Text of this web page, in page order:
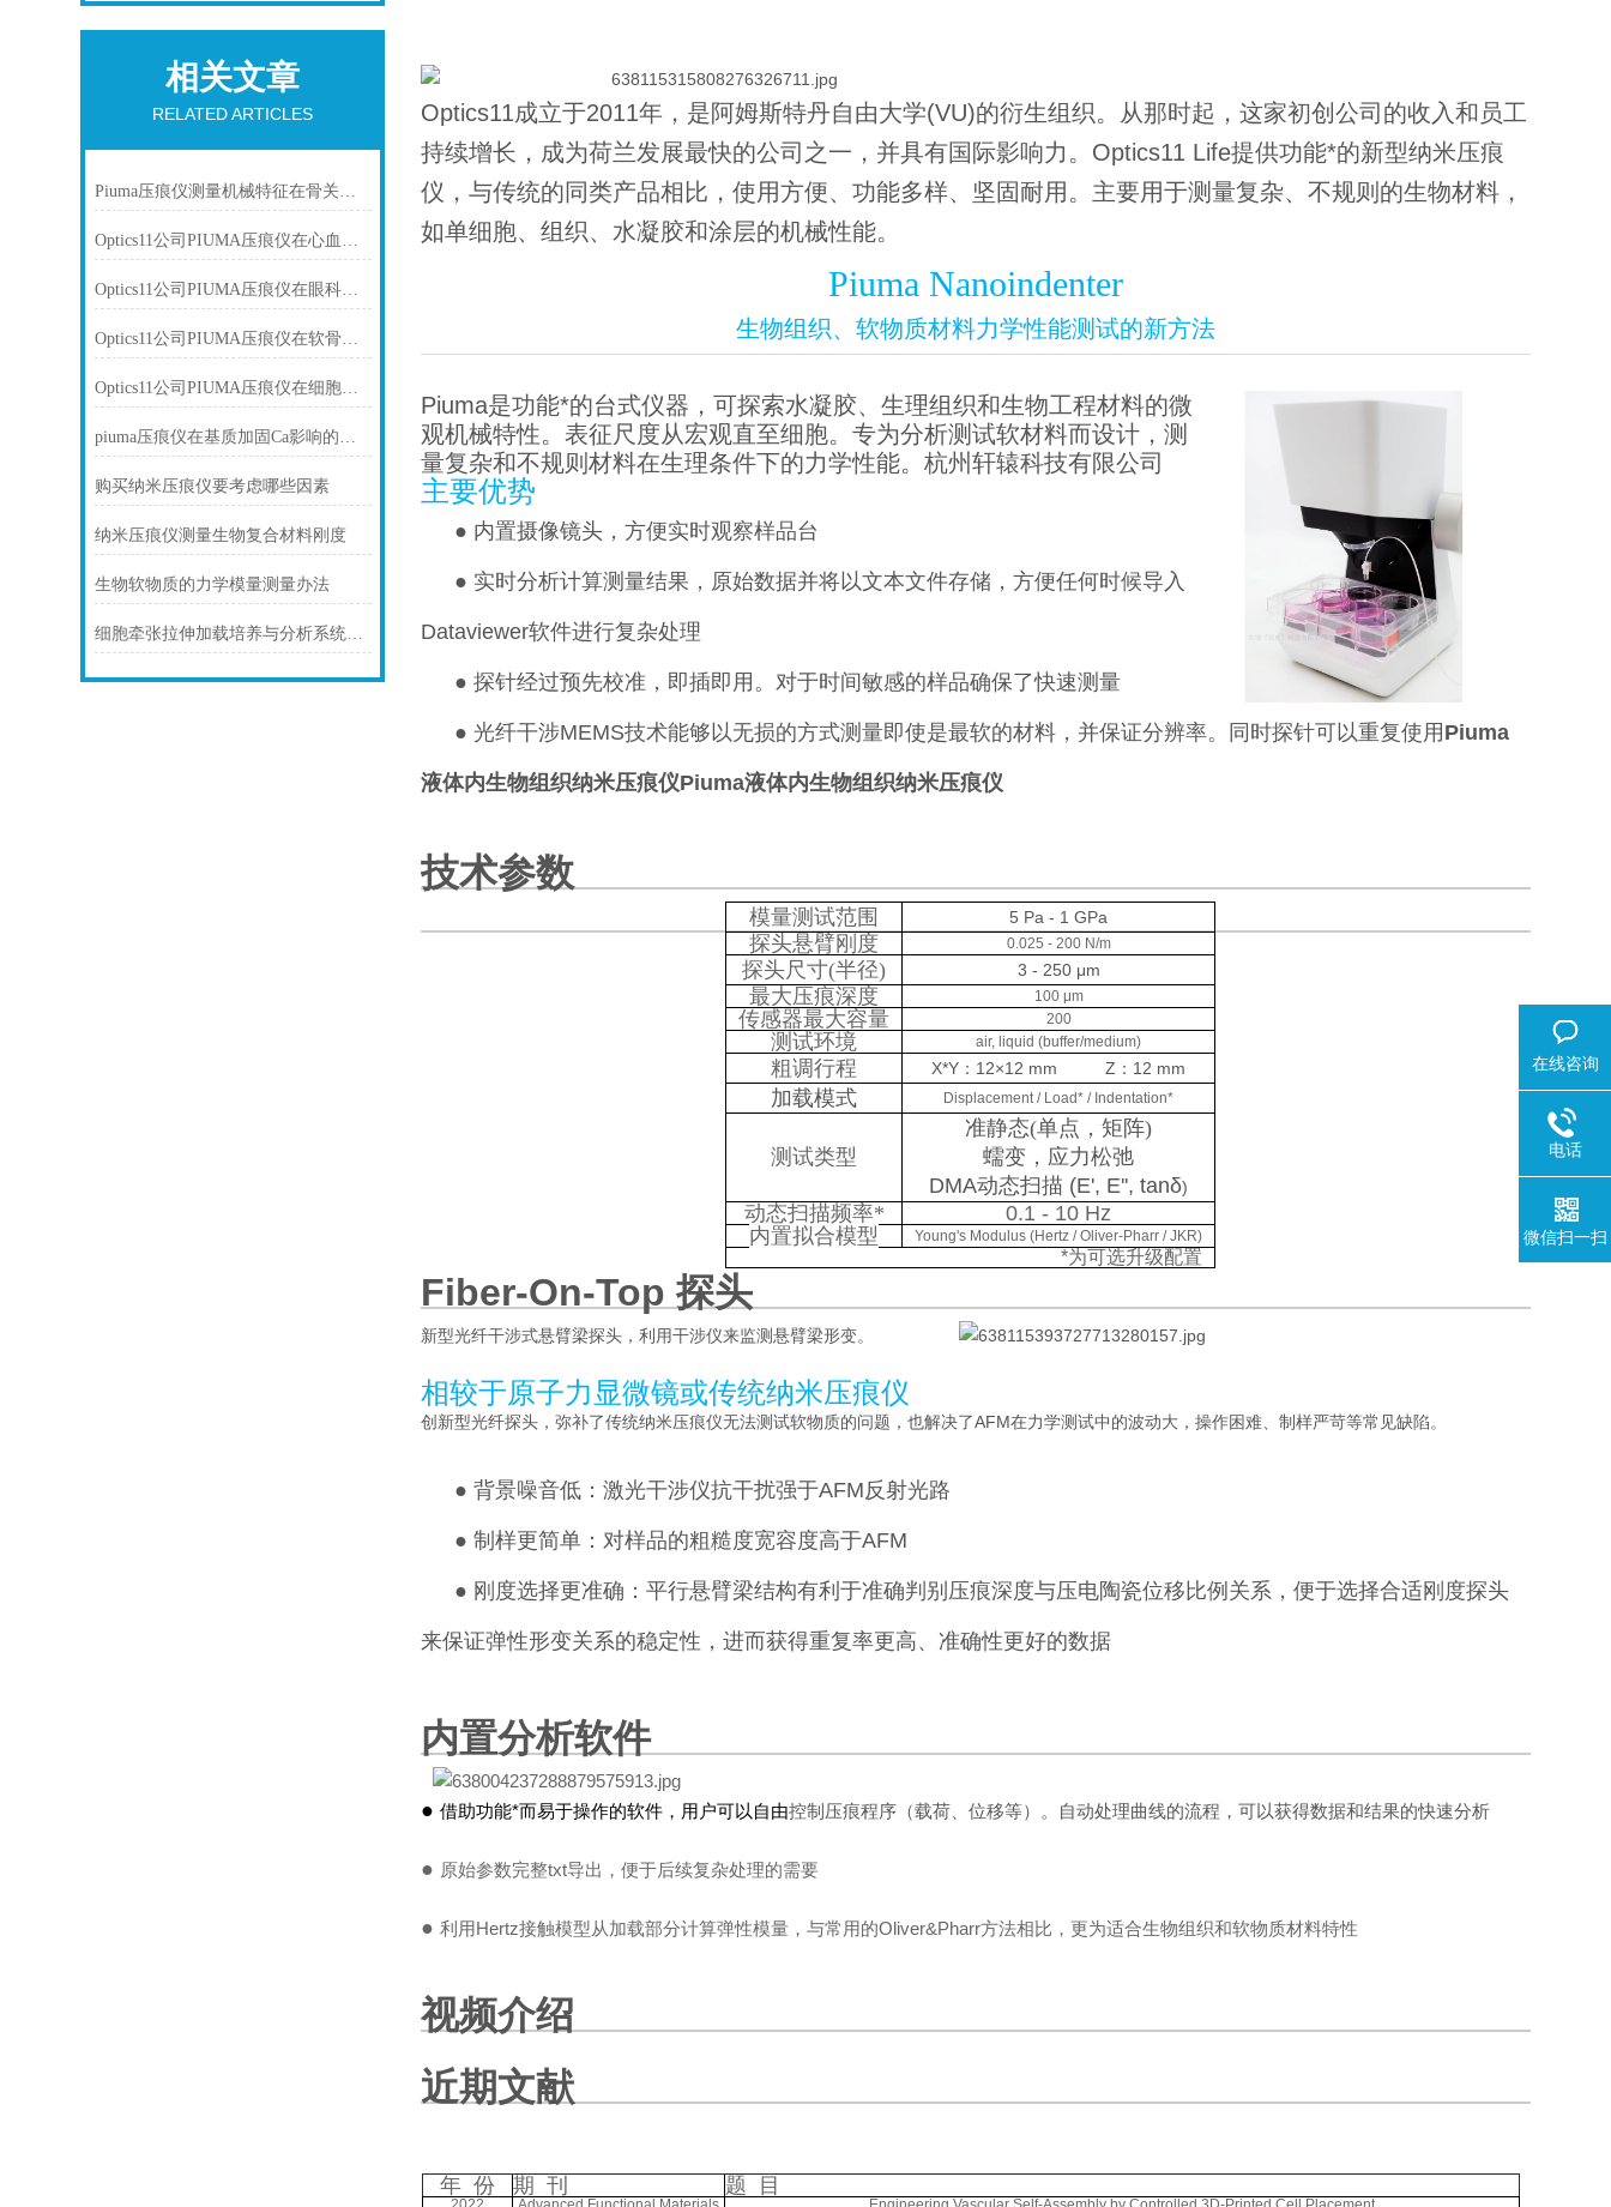
相关文章
RELATED ARTICLES
Piuma压痕仪测量机械特征在骨关节炎、纤维化和癌症的诊断中发挥作用。
Optics11公司PIUMA压痕仪在心血管研究中的应用
Optics11公司PIUMA压痕仪在眼科学研究中的应用
Optics11公司PIUMA压痕仪在软骨研究中的应用
Optics11公司PIUMA压痕仪在细胞研究中的应用
piuma压痕仪在基质加固Ca影响的体外模型分离的大鼠心肌细胞肌脂肪
购买纳米压痕仪要考虑哪些因素
纳米压痕仪测量生物复合材料刚度
生物软物质的力学模量测量办法
细胞牵张拉伸加载培养与分析系统与三维细胞（组织）牵引拉伸加载培养与分析
Optics11成立于2011年，是阿姆斯特丹自由大学(VU)的衍生组织。从那时起，这家初创公司的收入和员工
持续增长，成为荷兰发展最快的公司之一，并具有国际影响力。Optics11 Life提供功能*的新型纳米压痕
仪，与传统的同类产品相比，使用方便、功能多样、坚固耐用。主要用于测量复杂、不规则的生物材料，
如单细胞、组织、水凝胶和涂层的机械性能。
Piuma Nanoindenter
生物组织、软物质材料力学性能测试的新方法
Piuma是功能*的台式仪器，可探索水凝胶、生理组织和生物工程材料的微
观机械特性。表征尺度从宏观直至细胞。专为分析测试软材料而设计，测
量复杂和不规则材料在生理条件下的力学性能。杭州轩辕科技有限公司
主要优势
● 内置摄像镜头，方便实时观察样品台
● 实时分析计算测量结果 ，原始数据并将以文本文件存储，方便任何时候导入
Dataviewer软件进行复杂处理
●探针经过预先校准，即插即用。对于时间敏感的样品确保了快速测量
●光纤干涉MEMS技术能够以无损的方式测量即使是最软的材料，并保证分辨率。同时探针可以重复使用 Piuma
液体内生物组织纳米压痕仪Piuma液体内生物组织纳米压痕仪
技术参数
模量测试范围 5 Pa - 1 GPa
探头悬臂刚度 0.025 - 200 N/m
探头尺寸(半径) 3 - 250 μm
最大压痕深度 100 μm
传感器最大容量 200
测试环境 air, liquid (buffer/medium)
粗调行程 X*Y：12×12 mm Z：12 mm
加载模式 Displacement / Load* / Indentation*
测试类型
准静态(单点，矩阵)
蠕变，应力松弛
DMA动态扫描 (E', E'', tanδ)
动态扫描频率*
0.1 - 10 Hz
内置拟合模型
Young's Modulus (Hertz / Oliver-Pharr / JKR)
*为可选升级配置
Fiber-On-Top 探头
新型光纤干涉式悬臂梁探头，利用干涉仪来监测悬臂梁形变。
相较于原子力显微镜或传统纳米压痕仪
创新型光纤探头，弥补了传统纳米压痕仪无法测试软物质的问题，也解决了AFM在力学测试中的波动大，操作困难、制样严苛等常见缺陷。
●背景噪音低：激光干涉仪抗干扰强于AFM反射光路
●制样更简单：对样品的粗糙度宽容度高于AFM
● 刚度选择更准确：平行悬臂梁结构有利于准确判别压痕深度与压电陶瓷位移比例关系，便于选择合适刚度探头
来保证弹性形变关系的稳定性，进而获得重复率更高、准确性更好的数据
内置分析软件
●借助功能*而易于操作的软件，用户可以自由控制压痕程序（载荷、位移等）。自动处理曲线的流程，可以获得数据和结果的快速分析
● 原始参数完整txt导出，便于后续复杂处理的需要
●利用Hertz接触模型从加载部分计算弹性模量，与常用的Oliver&Pharr方法相比，更为适合生物组织和软物质材料特性
视频介绍
近期文献
年 份 期 刊 题 目
在线咨询
电话
微信扫一扫